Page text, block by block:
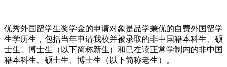
优秀外国留学生奖学金的申请对象是品学兼优的自费外国留学
生学历生，包括当年申请我校并被录取的非中国籍本科生、硕
士生、博士生（以下简称新生）和已在读正常学制内的非中国
籍本科生、硕士生、博士生（以下简称老生）。